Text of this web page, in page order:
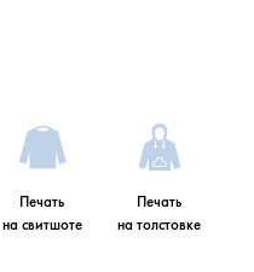
Печать
на свитшоте
Печать
на толстовке